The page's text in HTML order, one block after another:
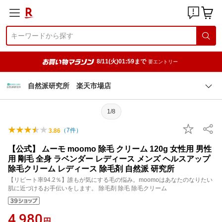
8/11(火)01:59まで 要エントリー
自然派研究所 楽天市場店
1/8
3.86 （7件）
【公式】 ムーモ moomo 除毛 クリーム 120g 女性用 男性
用 剛毛 全身 ラベンダー レディース メンズ ヘルスアップ
除毛クリーム レディース 除毛剤 自然派 研究所
【リピート率94.2％】誰もが気にする毛の悩み。moomoはあなたのなりたい
肌に近づけるお手伝いをします。 除毛剤 除毛 除毛クリーム